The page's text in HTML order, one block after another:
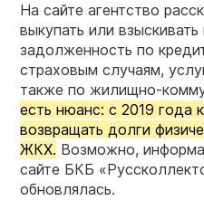
На сайте агентство
выкупать или
задолженность по
страховым случаям,
также по жилищно-
есть нюанс: с 2019 года
возвращать долги
ЖКХ. Возможно,
сайте БКБ
обновлялась.